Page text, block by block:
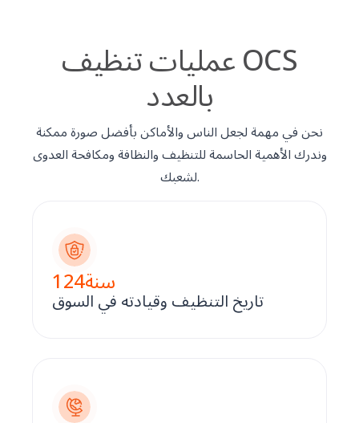
عمليات تنظيف OCS
بالعدد
نحن في مهمة لجعل الناس والأماكن بأفضل صورة ممكنة
وندرك الأهمية الحاسمة للتنظيف والنظافة ومكافحة العدوى
لشعبك.
124سنة
تاريخ التنظيف وقيادته في السوق